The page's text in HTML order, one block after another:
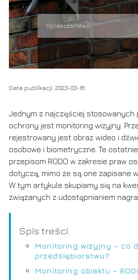
Społeczeństwo
Data publikacji: 2023-03-16
Jednym z najczęściej stosowanych
ochrony jest monitoring wizyjny.
rejestrowany jest obraz wideo i
osobowe i biometryczne. Te
przepisom RODO w zakresie praw
dotyczą, mimo że są one zapisane
W tym artykule skupiamy się na
związanych z udostępnianiem
Spis treści:
Monitoring wizyjny – co
przedsiębiorstwu?
Monitoring obiektu –